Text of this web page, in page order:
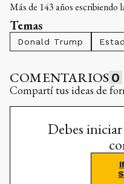
Más de 143 años escribiendo
Temas
Donald Trump
COMENTARIOS 0
Compartí tus ideas de
Debes